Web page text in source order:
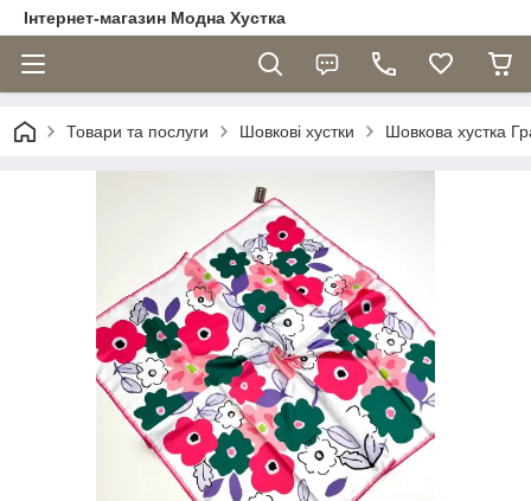
Інтернет-магазин Модна Хустка
Товари та послуги Шовкові хустки Шовкова хустка